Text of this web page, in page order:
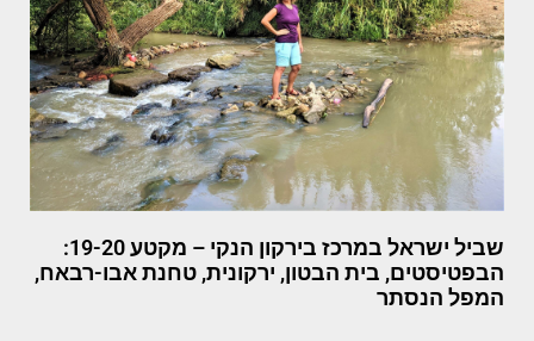
שביל ישראל במרכז בירקון הנקי – מקטע 19-20:
הבפטיסטים, בית הבטון, ירקונית, טחנת אבו-רבאח,
המפל הנסתר